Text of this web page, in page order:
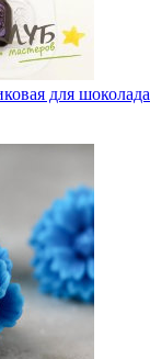
для шоколада